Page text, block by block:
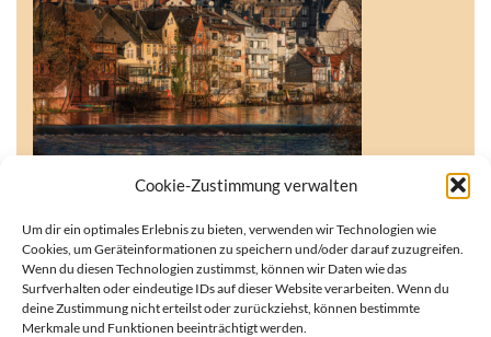
Cookie-Zustimmung verwalten
Um dir ein optimales Erlebnis zu bieten, verwenden wir Technologien wie
Cookies, um Geräteinformationen zu speichern und/oder darauf zuzugreifen.
Wenn du diesen Technologien zustimmst, können wir Daten wie das
Surfverhalten oder eindeutige IDs auf dieser Website verarbeiten. Wenn du
deine Zustimmung nicht erteilst oder zurückziehst, können bestimmte
Merkmale und Funktionen beeinträchtigt werden.
Du möchtest keine Sendung mehr verpassen? Dann abonniere
uns kostenlos als Podcast!